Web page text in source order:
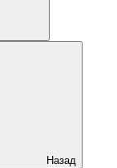
Назад